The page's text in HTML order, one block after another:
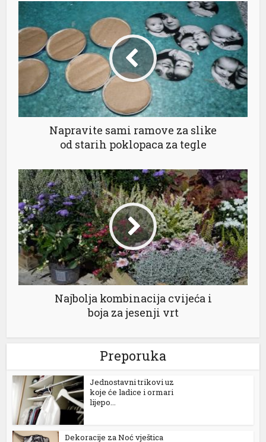
Napravite sami ramove za slike
od starih poklopaca za tegle
Najbolja kombinacija cvijeća i
boja za jesenji vrt
Preporuka
Jednostavni trikovi uz
koje će ladice i ormari
lijepo...
Dekoracije za Noć vještica